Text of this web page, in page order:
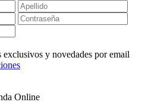
y novedades por email